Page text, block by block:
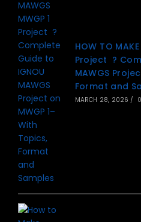
HOW TO
Project ?
MAWGS
Format and
MARCH 28, 2026 /